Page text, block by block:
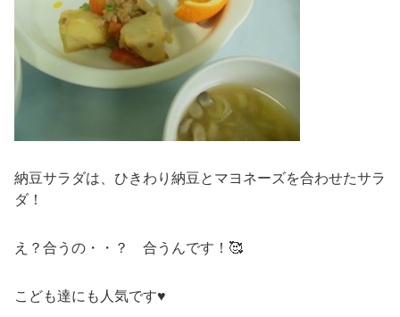
納豆サラダは、ひきわり納豆とマヨネーズを合わせたサラ
ダ！
え？合うの・・？ 合うんです！🥰
こども達にも人気です♥